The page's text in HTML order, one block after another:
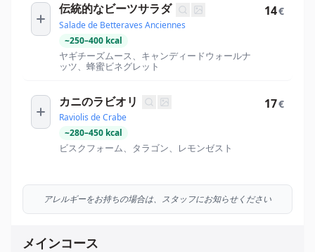
伝統的なビーツサラダ
Salade de Betteraves Anciennes
~250–400 kcal
ヤギチーズムース、キャンディードウォールナ
ッツ、蜂蜜ビネグレット
14€
カニのラビオリ
Raviolis de Crabe
~280–450 kcal
ビスクフォーム、タラゴン、レモンゼスト
17€
アレルギーをお持ちの場合は、スタッフにお知らせください
メインコース